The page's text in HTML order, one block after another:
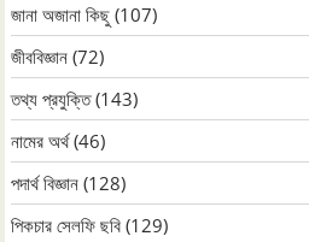
জানা অজানা কিছু (107)
জীববিজ্ঞান (72)
তথ্য প্রযুক্তি(143)
নামের অর্থ(46)
পদার্থ বিজ্ঞান (128)
পিকচার সেলফি ছবি (129)